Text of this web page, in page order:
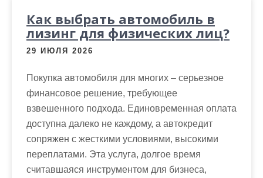
Как выбрать автомобиль в
лизинг для физических лиц?
29 ИЮЛЯ 2026
Покупка автомобиля для многих – серьезное
финансовое решение, требующее
взвешенного подхода. Единовременная оплата
доступна далеко не каждому, а автокредит
сопряжен с жесткими условиями, высокими
переплатами. Эта услуга, долгое время
считавшаяся инструментом для бизнеса,